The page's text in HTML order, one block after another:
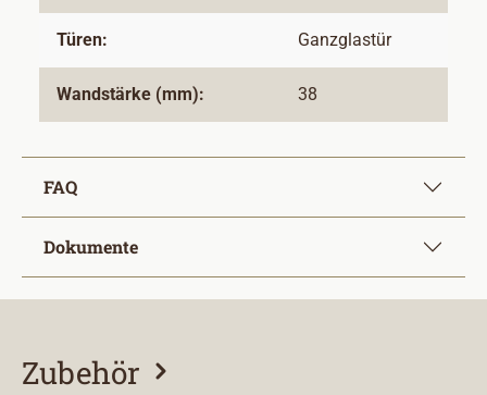
Türen: Ganzglastür
Wandstärke (mm): 38
FAQ
Dokumente
Zubehör